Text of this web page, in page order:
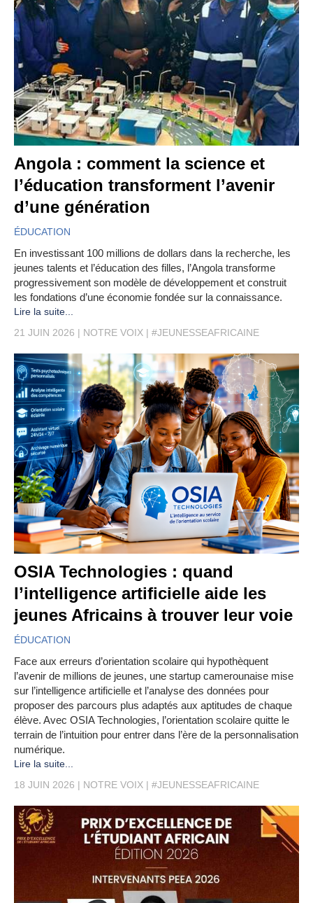
Angola : comment la science et
l’éducation transforment l’avenir
d’une génération
ÉDUCATION
En investissant 100 millions de dollars dans la recherche, les
jeunes talents et l’éducation des filles, l’Angola transforme
progressivement son modèle de développement et construit
les fondations d’une économie fondée sur la connaissance.
Lire la suite...
21 JUIN 2026
NOTRE VOIX #JEUNESSEAFRICAINE
OSIA Technologies : quand
l’intelligence artificielle aide les
jeunes Africains à trouver leur voie
ÉDUCATION
Face aux erreurs d’orientation scolaire qui hypothèquent
l’avenir de millions de jeunes, une startup camerounaise mise
sur l’intelligence artificielle et l’analyse des données pour
proposer des parcours plus adaptés aux aptitudes de chaque
élève. Avec OSIA Technologies, l’orientation scolaire quitte le
terrain de l’intuition pour entrer dans l’ère de la personnalisation
numérique.
Lire la suite...
18 JUIN 2026
NOTRE VOIX #JEUNESSEAFRICAINE